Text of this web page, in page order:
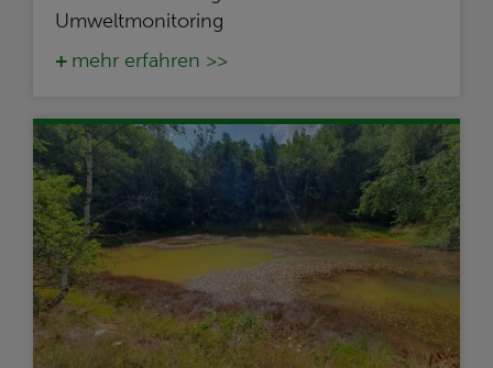
Umweltmonitoring
mehr erfahren >>